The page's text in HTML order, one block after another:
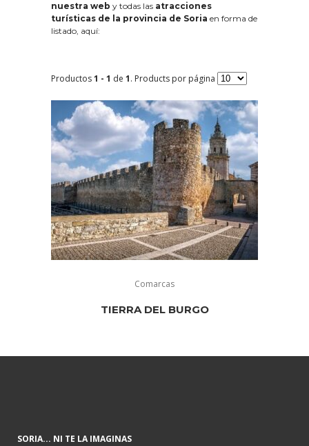
nuestra web y todas las atracciones
turísticas de la provincia de Soria en forma de
listado, aquí:
Productos1 - 1 de 1. Products por página
Comarcas
TIERRA DEL BURGO
SORIA... NI TE LA IMAGINAS